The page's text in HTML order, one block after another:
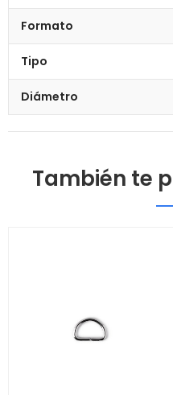
Formato
Tipo
Diámetro
También te